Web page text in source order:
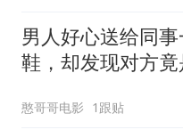
男人好心送给同事
鞋，却发现对方竟
憨哥哥电影 1跟贴